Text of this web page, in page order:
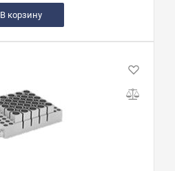
В корзину